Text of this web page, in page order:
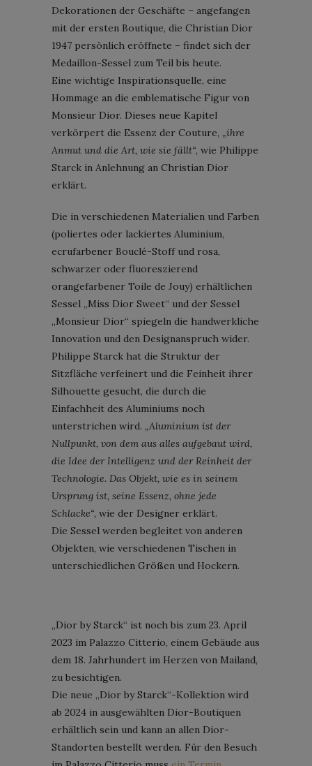
Dekorationen der Geschäfte – angefangen
mit der ersten Boutique, die Christian Dior
1947 persönlich eröffnete – findet sich der
Medaillon-Sessel zum Teil bis heute.
Eine wichtige Inspirationsquelle, eine
Hommage an die emblematische Figur von
Monsieur Dior. Dieses neue Kapitel
verkörpert die Essenz der Couture, „ihre
Anmut und die Art, wie sie fällt“, wie Philippe
Starck in Anlehnung an Christian Dior
erklärt.
Die in verschiedenen Materialien und Farben
(poliertes oder lackiertes Aluminium,
ecrufarbener Bouclé-Stoff und rosa,
schwarzer oder fluoreszierend
orangefarbener Toile de Jouy) erhältlichen
Sessel „Miss Dior Sweet“ und der Sessel
„Monsieur Dior“ spiegeln die handwerkliche
Innovation und den Designanspruch wider.
Philippe Starck hat die Struktur der
Sitzfläche verfeinert und die Feinheit ihrer
Silhouette gesucht, die durch die
Einfachheit des Aluminiums noch
unterstrichen wird. „Aluminium ist der
Nullpunkt, von dem aus alles aufgebaut wird,
die Idee der Intelligenz und der Reinheit der
Technologie. Das Objekt, wie es in seinem
Ursprung ist, seine Essenz, ohne jede
Schlacke“, wie der Designer erklärt.
Die Sessel werden begleitet von anderen
Objekten, wie verschiedenen Tischen in
unterschiedlichen Größen und Hockern.
„Dior by Starck“ ist noch bis zum 23. April
2023 im Palazzo Citterio, einem Gebäude aus
dem 18. Jahrhundert im Herzen von Mailand,
zu besichtigen.
Die neue „Dior by Starck“-Kollektion wird
ab 2024 in ausgewählten Dior-Boutiquen
erhältlich sein und kann an allen Dior-
Standorten bestellt werden. Für den Besuch